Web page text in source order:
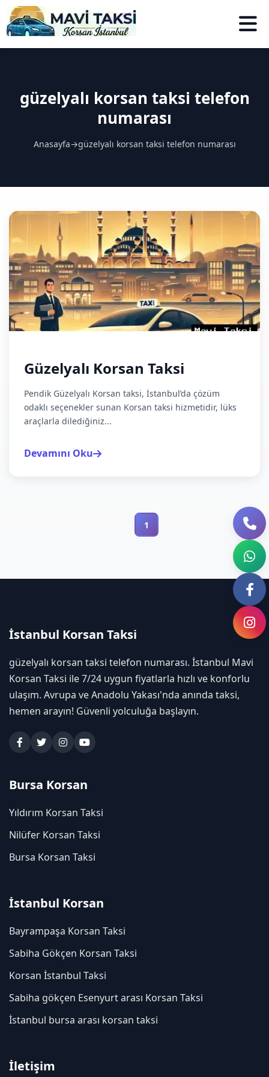
güzelyalı korsan taksi telefon
numarası
Anasayfa→güzelyalı korsan taksi telefon numarası
Güzelyalı Korsan Taksi
Pendik Güzelyalı Korsan taksi, İstanbul’da çözüm
odaklı seçenekler sunan Korsan taksi hizmetidir, lüks
araçlarla dilediğiniz...
Devamını Oku
1
İstanbul Korsan Taksi
güzelyalı korsan taksi telefon numarası. İstanbul Mavi
Korsan Taksi ile 7/24 uygun fiyatlarla hızlı ve konforlu
ulaşım. Avrupa ve Anadolu Yakası'nda anında taksi,
hemen arayın! Güvenli yolculuğa başlayın.
Bursa Korsan
Yıldırım Korsan Taksi
Nilüfer Korsan Taksi
Bursa Korsan Taksi
İstanbul Korsan
Bayrampaşa Korsan Taksi
Sabiha Gökçen Korsan Taksi
Korsan İstanbul Taksi
Sabiha gökçen Esenyurt arası Korsan Taksi
İstanbul bursa arası korsan taksi
İletişim